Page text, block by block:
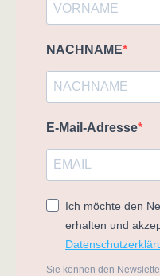
NACHNAME
E-Mail-Adresse
Ich möchte den
erhalten und
Sie können den